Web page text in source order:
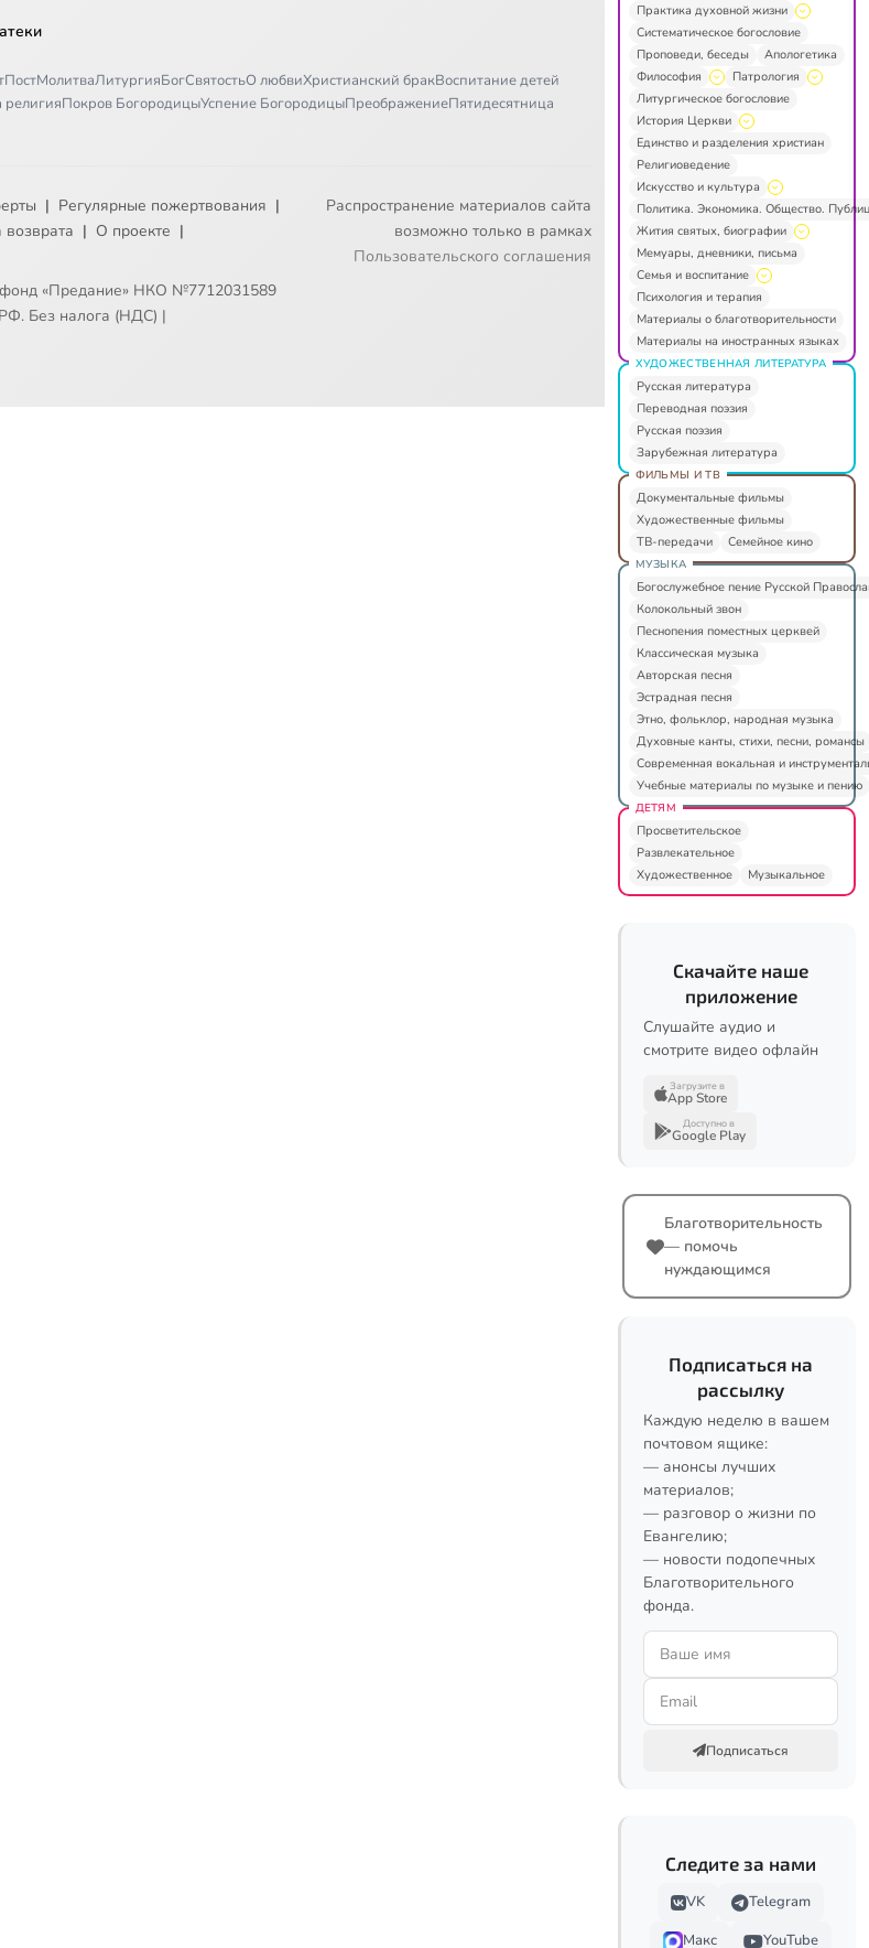
ПостМолитваЛитургияБогСвятостьО любвиХристианский бракВоспитание детей
Покров БогородицыУспение БогородицыПреображениеПятидесятница
| Регулярные пожертвования |
возврата | О проекте |
«Предание» НКО №7712031589
Без налога (НДС) |
Распространение материалов сайта
возможно только в рамках
Пользовательского соглашения
Практика духовной жизни
Систематическое богословие
Проповеди, беседы
Апологетика
Философия
Патрология
Литургическое богословие
История Церкви
Единство и разделения христиан
Религиоведение
Искусство и культура
Политика. Экономика. Общество.
Жития святых, биографии
Мемуары, дневники, письма
Семья и воспитание
Психология и терапия
Материалы о благотворительности
Материалы на иностранных языках
ХУДОЖЕСТВЕННАЯ ЛИТЕРАТУРА
Русская литература
Переводная поэзия
Русская поэзия
Зарубежная литература
ФИЛЬМЫ И ТВ
Документальные фильмы
Художественные фильмы
ТВ-передачи
Семейное кино
МУЗЫКА
Богослужебное пение Русской
Колокольный звон
Песнопения поместных церквей
Классическая музыка
Авторская песня
Эстрадная песня
Этно, фольклор, народная музыка
Духовные канты, стихи, песни, романсы
Современная вокальная и
Учебные материалы по музыке и пению
ДЕТЯМ
Просветительское
Развлекательное
Художественное
Музыкальное
Скачайте наше
приложение
Слушайте аудио и
смотрите видео офлайн
Загрузите в
App Store
Доступно в
Google Play
Благотворительность
— помочь
нуждающимся
Подписаться на
рассылку
Каждую неделю в вашем
почтовом ящике:
— анонсы лучших
материалов;
— разговор о жизни по
Евангелию;
— новости подопечных
Благотворительного
фонда.
Подписаться
Следите за нами
VK
Telegram
Макс
YouTube